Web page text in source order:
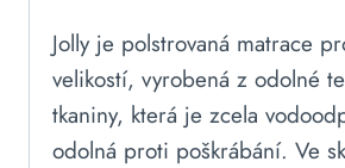
Jolly je polstrovaná matrace
velikostí, vyrobená z odolné
tkaniny, která je zcela
odolná proti poškrábání. Ve